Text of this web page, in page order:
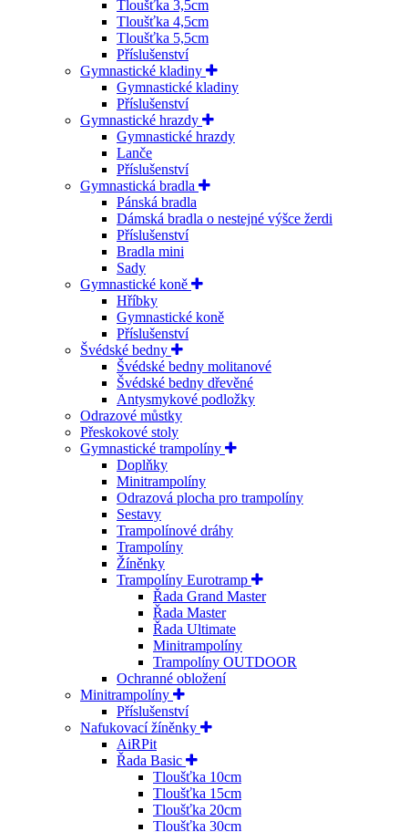
Tloušťka 3,5cm
Tloušťka 4,5cm
Tloušťka 5,5cm
Příslušenství
Gymnastické kladiny
Gymnastické kladiny
Příslušenství
Gymnastické hrazdy
Gymnastické hrazdy
Lanče
Příslušenství
Gymnastická bradla
Pánská bradla
Dámská bradla o nestejné výšce žerdi
Příslušenství
Bradla mini
Sady
Gymnastické koně
Hříbky
Gymnastické koně
Příslušenství
Švédské bedny
Švédské bedny molitanové
Švédské bedny dřevěné
Antysmykové podložky
Odrazové můstky
Přeskokové stoly
Gymnastické trampolíny
Doplňky
Minitrampolíny
Odrazová plocha pro trampolíny
Sestavy
Trampolínové dráhy
Trampolíny
Žíněnky
Trampolíny Eurotramp
Řada Grand Master
Řada Master
Řada Ultimate
Minitrampolíny
Trampolíny OUTDOOR
Ochranné obložení
Minitrampolíny
Příslušenství
Nafukovací žíněnky
AiRPit
Řada Basic
Tloušťka 10cm
Tloušťka 15cm
Tloušťka 20cm
Tloušťka 30cm